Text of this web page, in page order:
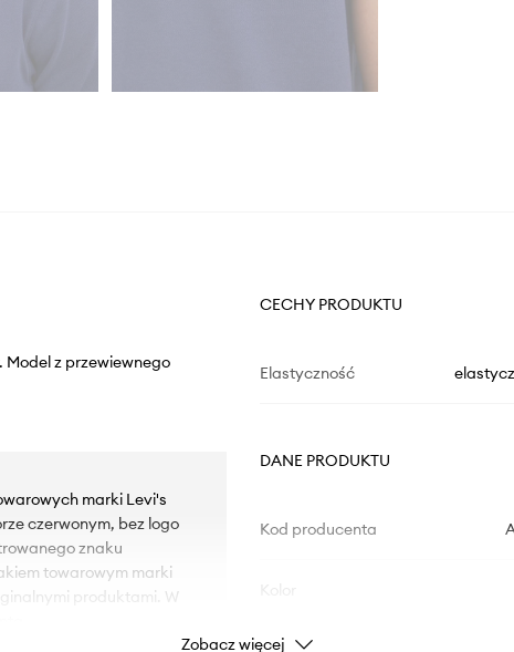
Model z przewiewnego
marki Levi's
czerwonym, bez logo
znaku
towarowym marki
produktami. W
CECHY PRODUKTU
Elastyczność
DANE PRODUKTU
Kod producenta
Zobacz więcej